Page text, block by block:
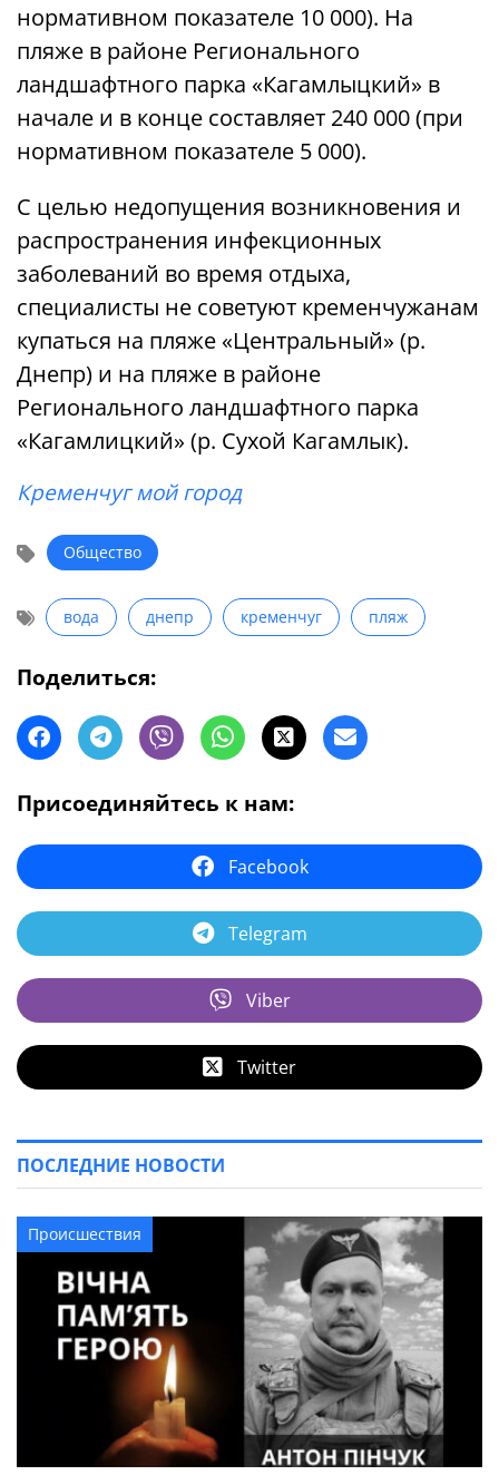
нормативном показателе 10 000). На
пляже в районе Регионального
ландшафтного парка «Кагамлыцкий» в
начале и в конце составляет 240 000 (при
нормативном показателе 5 000).
С целью недопущения возникновения и
распространения инфекционных
заболеваний во время отдыха,
специалисты не советуют кременчужанам
купаться на пляже «Центральный» (р.
Днепр) и на пляже в районе
Регионального ландшафтного парка
«Кагамлицкий» (р. Сухой Кагамлык).
Кременчуг мой город
Общество
вода днепр кременчуг пляж
Поделиться:
Присоединяйтесь к нам:
Facebook
Telegram
Viber
Twitter
ПОСЛЕДНИЕ НОВОСТИ
Происшествия